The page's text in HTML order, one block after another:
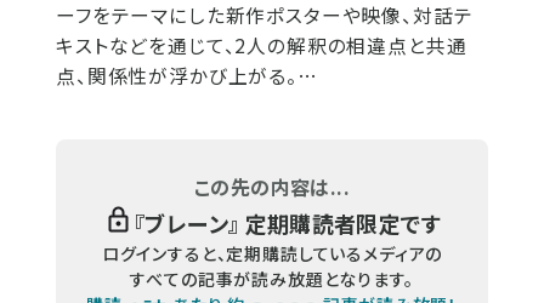
ーフをテーマにした新作ポスターや映像、対話テ
キストなどを通じて、2人の解釈の相違点と共通
点、関係性が浮かび上がる。…
この先の内容は...
『ブレーン』 定期購読者限定です
ログインすると、定期購読しているメディアの
すべての記事が読み放題となります。